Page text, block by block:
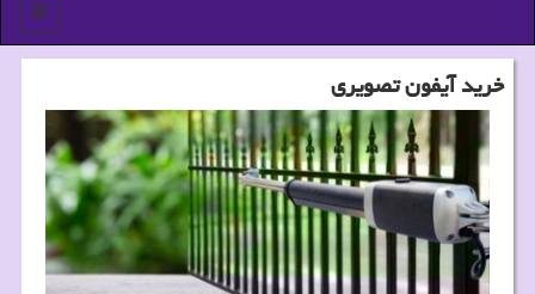
منو
خرید آیفون تصویری